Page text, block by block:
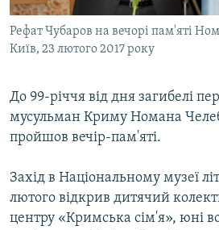
СВІДЧЕННЯ ОКУПАЦІЇ
УКРАЇНСЬКА ПРОБЛЕМА КРИМУ
Qırımtatar
Усі сайти RFE/RL
Рефат Чубаров на вечорі пам'яті
Київ, 23 лютого 2017 року
До 99-річчя від дня загибелі
мусульман Криму Номана
пройшов вечір-пам'яті.
Захід в Національному музеї
лютого відкрив дитячий
центру «Кримська сім'я», юні